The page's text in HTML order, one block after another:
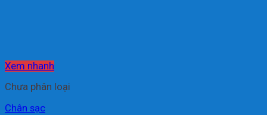
Xem nhanh
Chưa phân loại
Chân sạc